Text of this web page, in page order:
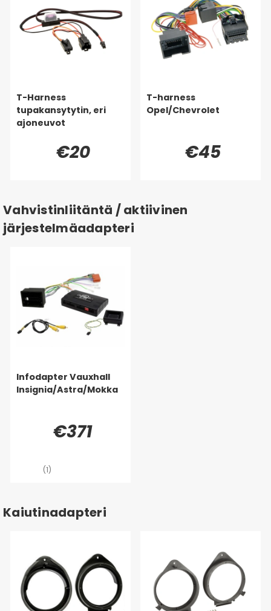
T-Harness
tupakansytytin, eri
ajoneuvot
€20
T-harness
Opel/Chevrolet
€45
Vahvistinliitäntä / aktiivinen
järjestelmäadapteri
Infodapter Vauxhall
Insignia/Astra/Mokka
€371
(1)
Kaiutinadapteri